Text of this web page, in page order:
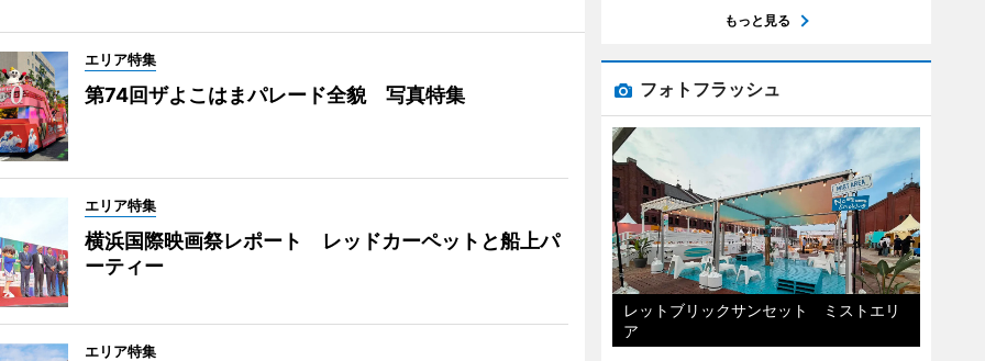
エリア特集
第74回ザよこはまパレード全貌 写真特集
エリア特集
横浜国際映画祭レポート レッドカーペットと船上パ
ーティー
エリア特集
もっと見る
フォトフラッシュ
レットブリックサンセット ミストエリ
ア